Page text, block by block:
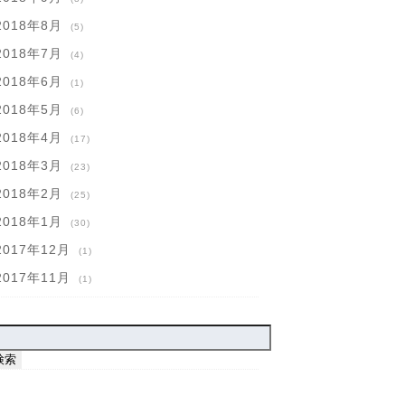
年8月 (5)
年7月 (4)
年6月 (1)
年5月 (6)
年4月 (17)
年3月 (23)
年2月 (25)
年1月 (30)
年12月 (1)
年11月 (1)